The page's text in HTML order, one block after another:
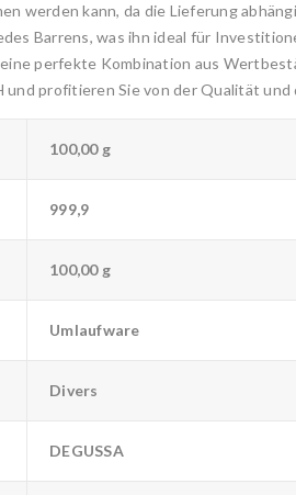
werden kann, da die Lieferung
Barrens, was ihn ideal für
perfekte Kombination aus
profitieren Sie von der Qualität und
100,00 g
999,9
100,00 g
Umlaufware
Divers
DEGUSSA